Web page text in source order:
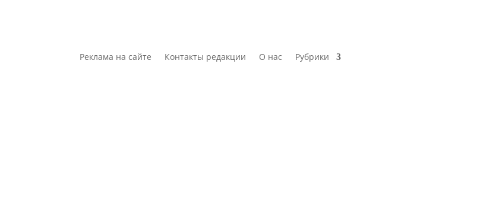
Реклама на сайте Контакты редакции О нас Рубрики